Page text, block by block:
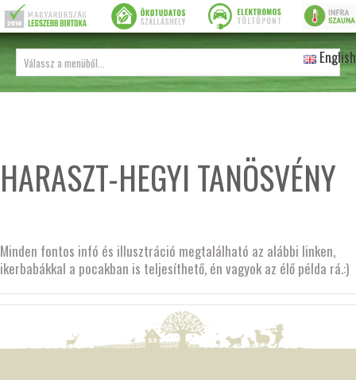
English
HARASZT-HEGYI TANÖSVÉNY
Minden fontos infó és illusztráció megtalálható az alábbi linken,
ikerbabákkal a pocakban is teljesíthető, én vagyok az élő példa rá.:)